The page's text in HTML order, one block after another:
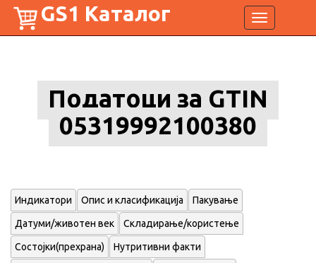
Toggle
navigation
GS1 Каталог
Податоци за GTIN
05319992100380
Индикатори Опис и класификација Пакување
Датуми/животен век Складирање/користење
Состојки(прехрана) Нутритивни факти